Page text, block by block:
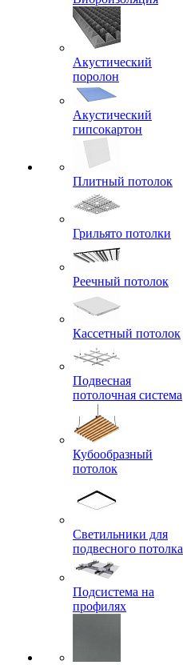
Акустический
поролон
Акустический
гипсокартон
Плитный потолок
Грильято потолки
Реечный потолок
Кассетный потолок
Подвесная
потолочная система
Кубообразный
потолок
Светильники для
подвесного потолка
Подсистема на
профилях